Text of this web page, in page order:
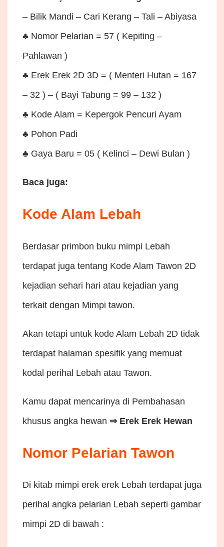
– Bilik Mandi – Cari Kerang – Tali – Abiyasa
♣ Nomor Pelarian = 57 ( Kepiting –
Pahlawan )
♣ Erek Erek 2D 3D = ( Menteri Hutan = 167
– 32 ) – ( Bayi Tabung = 99 – 132 )
♣ Kode Alam = Kepergok Pencuri Ayam
♣ Pohon Padi
♣ Gaya Baru = 05 ( Kelinci – Dewi Bulan )
Baca juga:
Kode Alam Lebah
Berdasar primbon buku mimpi Lebah
terdapat juga tentang Kode Alam Tawon 2D
kejadian sehari hari atau kejadian yang
terkait dengan Mimpi tawon.
Akan tetapi untuk kode Alam Lebah 2D tidak
terdapat halaman spesifik yang memuat
kodal perihal Lebah atau Tawon.
Kamu dapat mencarinya di Pembahasan
khusus angka hewan ⇒ Erek Erek Hewan
Nomor Pelarian Tawon
Di kitab mimpi erek erek Lebah terdapat juga
perihal angka pelarian Lebah seperti gambar
mimpi 2D di bawah :